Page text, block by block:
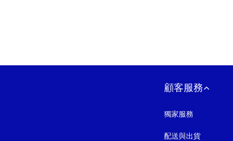
顧客服務
獨家服務
配送與出貨